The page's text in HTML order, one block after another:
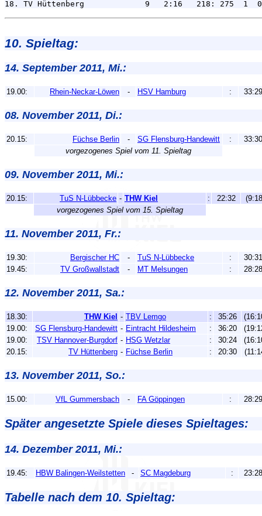
10. Spieltag:
14. September 2011, Mi.:
19.00: Rhein-Neckar-Löwen - HSV Hamburg : 33:29
08. November 2011, Di.:
20.15: Füchse Berlin - SG Flensburg-Handewitt :
33:30
vorgezogenes Spiel vom 11. Spieltag
09. November 2011, Mi.:
20.15: TuS N-Lübbecke - THW Kiel : 22:32
vorgezogenes Spiel vom 15. Spieltag
11. November 2011, Fr.:
19.30: Bergischer HC - TuS N-Lübbecke :
30:31
19.45:
TV Großwallstadt - MT Melsungen : 28:28
12. November 2011, Sa.:
18.30: THW Kiel - TBV Lemgo : 35:26
19.00:
SG Flensburg-Handewitt - Eintracht Hildesheim : 36:20
19.00:
TSV Hannover-Burgdorf - HSG Wetzlar : 30:24
20.15:
TV Hüttenberg - Füchse Berlin : 20:30
13. November 2011, So.:
15.00: VfL Gummersbach - FA Göppingen : 28:29
Später angesetzte Spiele dieses Spieltages:
14. Dezember 2011, Mi.:
19.45: HBW Balingen-Weilstetten - SC Magdeburg : 23:28
Tabelle nach dem 10. Spieltag: